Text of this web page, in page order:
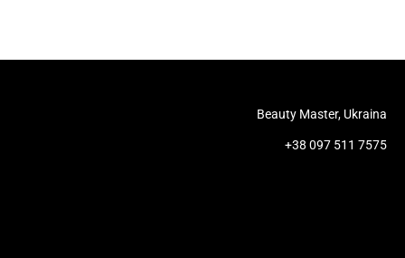
Beauty Master, Ukraina
+38 097 511 7575